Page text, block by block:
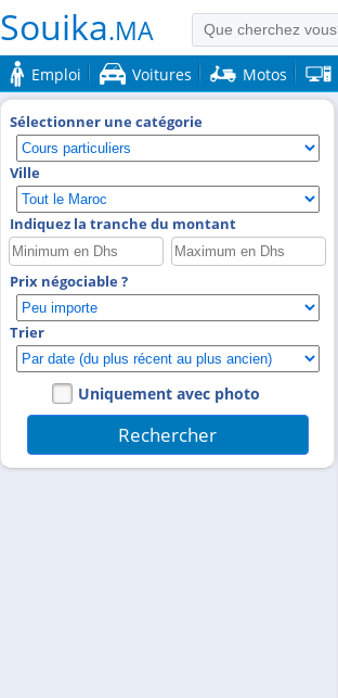
Souika.MA
Emploi Voitures Motos
Sélectionner une catégorie
Ville
Indiquez la tranche du montant
Prix négociable ?
Trier
Uniquement avec photo